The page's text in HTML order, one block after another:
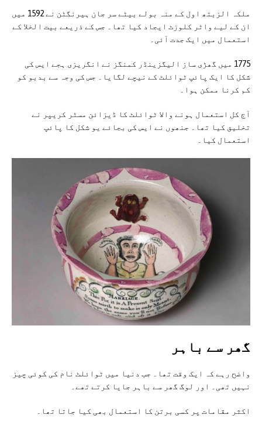
ملکہ الزبتھ اول کے منہ بولے بیٹے سر جان ہیرنگٹن نے 1592 میں
ان کے لیے واٹر کلوزٹ ایجاد کیا تھا۔ جس کے ذریعے بیت الخلا کے
استعمال میں ایک جدت آئی۔
1775 میں گھڑی ساز الیگزینڈر کمنگز نے انگریزی ہجے ایس کی
شکل کا ایک پائپ ٹوائلٹ کے نیچے لگایا۔ جس کی وجہ سے بدبو کو
کم کرنا ممکن ہوا۔
آج کل استعمال ہونے والا ٹوائلٹ کا ڈیزائن مسٹر کریپر نے
تخلیق کیا تھا۔ جنھوں نے ایس کی بجائے یو شکل کا پائپ
استعمال کیا۔
گھر سے باہر
واضح رہے کہ ایک وقت تھا۔ جب دنیا میں ٹوائلٹ نام کی کوئی چیز
نہیں تھی۔ اور لوگ گھر سے باہر جایا کرتے تھے۔
اکثر مقامات پر کسی برتن کا استعمال بھی کیا جاتا تھا۔